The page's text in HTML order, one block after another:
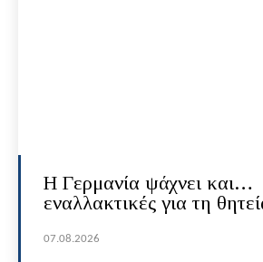
H Γερμανία ψάχνει και…
εναλλακτικές για τη
07.08.2026